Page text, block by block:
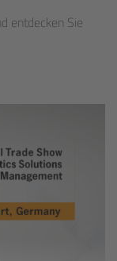
entdecken Sie